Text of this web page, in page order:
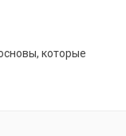
которые